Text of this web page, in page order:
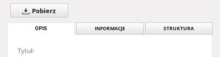
Pobierz
OPIS INFORMACJE STRUKTURA
Tytuł: